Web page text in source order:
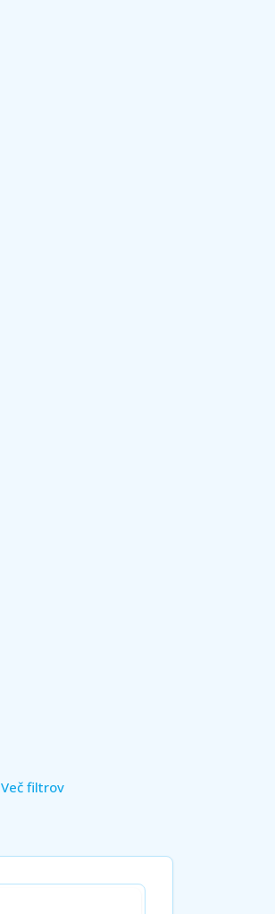
Več filtrov